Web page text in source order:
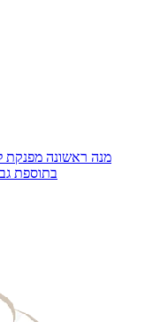
מנה ראשונה מפנקת
בתוספת